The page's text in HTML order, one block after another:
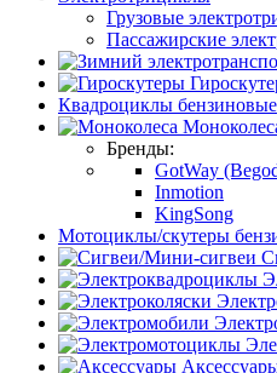
Грузовые
Пассажирские
Квадроциклы бензиновые
Бренды:
GotWay
Inmotion
KingSong
Мотоциклы/скутеры